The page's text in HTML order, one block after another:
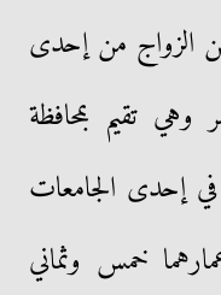
العمر 45 عاما من الزواج من إحدى
تقيم بمحافظة
في إحدى الجامعات
خمس وثماني